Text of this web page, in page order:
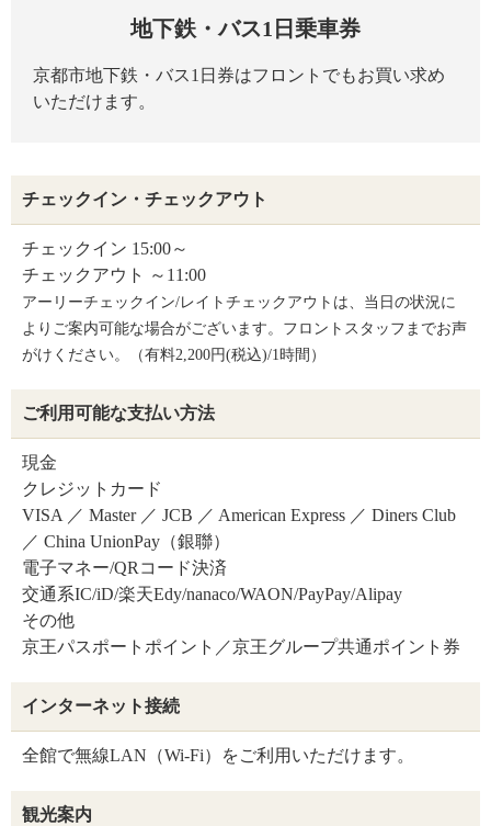
地下鉄・バス1日乗車券
京都市地下鉄・バス1日券はフロントでもお買い求め
いただけます。
チェックイン・チェックアウト
チェックイン 15:00～
チェックアウト ～11:00
アーリーチェックイン/レイトチェックアウトは、当日の状況に
よりご案内可能な場合がございます。フロントスタッフまでお声
がけください。（有料2,200円(税込)/1時間）
ご利用可能な支払い方法
現金
クレジットカード
VISA ／ Master ／ JCB ／ American Express ／ Diners Club
／ China UnionPay（銀聯）
電子マネー/QRコード決済
交通系IC/iD/楽天Edy/nanaco/WAON/PayPay/Alipay
その他
京王パスポートポイント／京王グループ共通ポイント券
インターネット接続
全館で無線LAN（Wi-Fi）をご利用いただけます。
観光案内